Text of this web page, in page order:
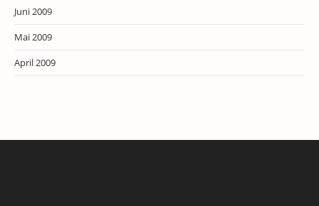
Juni 2009
Mai 2009
April 2009